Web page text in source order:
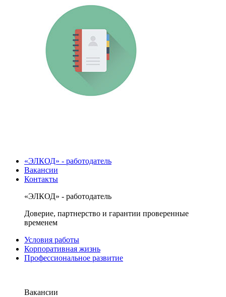
«ЭЛКОД» - работодатель
Вакансии
Контакты
«ЭЛКОД» - работодатель
Доверие, партнерство и гарантии проверенные
временем
Условия работы
Корпоративная жизнь
Профессиональное развитие
Вакансии